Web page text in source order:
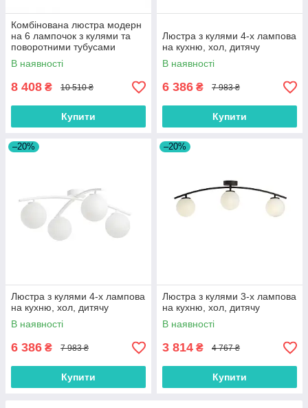
Комбінована люстра модерн
на 6 лампочок з кулями та
поворотними тубусами
В наявності
8 408 ₴ 10 510 ₴
Купити
Люстра з кулями 4-х лампова
на кухню, хол, дитячу
В наявності
6 386 ₴ 7 983 ₴
Купити
–20%
Люстра з кулями 4-х лампова
на кухню, хол, дитячу
В наявності
6 386 ₴ 7 983 ₴
Купити
–20%
Люстра з кулями 3-х лампова
на кухню, хол, дитячу
В наявності
3 814 ₴ 4 767 ₴
Купити